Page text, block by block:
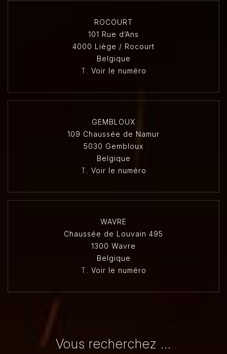
ROCOURT
101 Rue d’Ans
4000 Liège / Rocourt
Belgique
T. Voir le numéro
GEMBLOUX
109 Chaussée de Namur
5030 Gembloux
Belgique
T. Voir le numéro
WAVRE
Chaussée de Louvain 495
1300 Wavre
Belgique
T. Voir le numéro
Vous recherchez ...